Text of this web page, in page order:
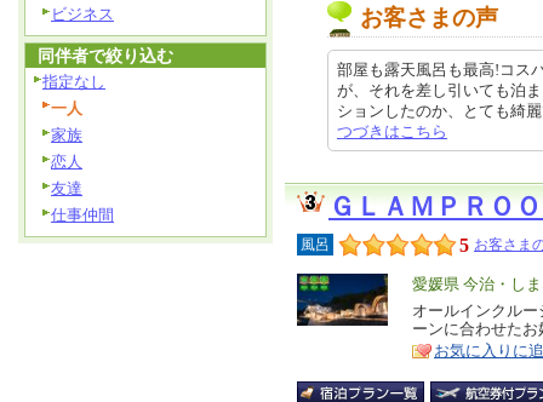
お客さまの声
部屋も露天風呂も最高!コス
が、それを差し引いても泊
ションしたのか、とても綺
つづきはこちら
ＧＬＡＭＰＲＯ
風呂 5 お客さま
エ
リ
ア
愛媛県 今治・し
特
徴
オールインクル
ーンに合わせた
お気に入りに
ビジネス
同伴者で絞り込む
指定なし
一人
家族
恋人
友達
仕事仲間